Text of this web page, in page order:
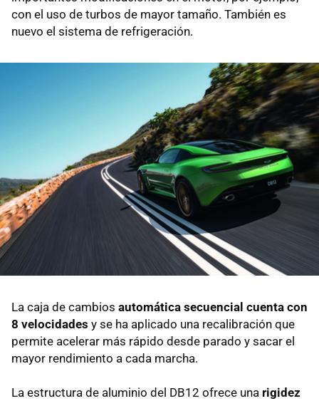
con el uso de turbos de mayor tamaño. También es
nuevo el sistema de refrigeración.
La caja de cambios automática secuencial cuenta con
8 velocidades y se ha aplicado una recalibración que
permite acelerar más rápido desde parado y sacar el
mayor rendimiento a cada marcha.
La estructura de aluminio del DB12 ofrece una rigidez